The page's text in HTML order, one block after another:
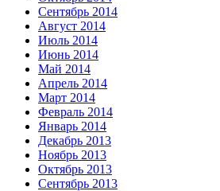
Сентябрь 2014
Август 2014
Июль 2014
Июнь 2014
Май 2014
Апрель 2014
Март 2014
Февраль 2014
Январь 2014
Декабрь 2013
Ноябрь 2013
Октябрь 2013
Сентябрь 2013